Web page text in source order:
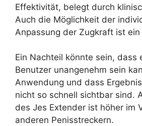
Effektivität, belegt durch
Auch die Möglichkeit der
Anpassung der Zugkraft ist ein
Ein Nachteil könnte sein, dass
Benutzer unangenehm sein
Anwendung und dass
nicht so schnell sichtbar sind.
des Jes Extender ist höher im
anderen Penisstreckern.